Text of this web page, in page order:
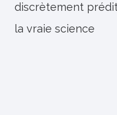
l’article
discrètement
la vraie science